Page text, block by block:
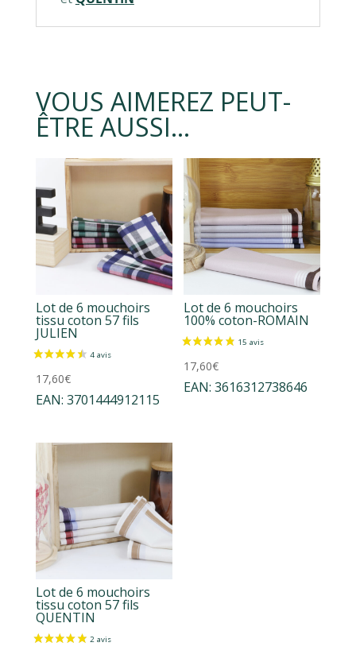
VOUS AIMEREZ PEUT-
ÊTRE AUSSI…
Lot de 6 mouchoirs
tissu coton 57 fils
JULIEN
17,60€
EAN: 3701444912115
Lot de 6 mouchoirs
100% coton-ROMAIN
17,60€
EAN:3616312738646
Lot de 6 mouchoirs
tissu coton 57 fils
QUENTIN